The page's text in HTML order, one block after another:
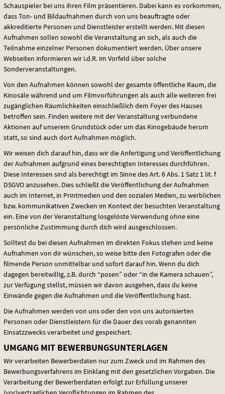
Schauspieler bei uns ihren Film präsentieren. Dabei kann es vorkommen,
dass Ton- und Bildaufnahmen durch von uns beauftragte oder
akkreditierte Personen und Dienstleister erstellt werden. Mit diesen
Aufnahmen sollen sowohl die Veranstaltung an sich, als auch die
Teilnahme einzelner Personen dokumentiert werden. Über unsere
Webseiten informieren wir i.d.R. im Vorfeld über solche
Sonderveranstaltungen.
Von den Aufnahmen können sowohl der gesamte öffentliche Raum, die
Kinosäle während und um Filmvorführungen als auch alle weiteren frei
zugänglichen Räumlichkeiten einschließlich dem Foyer des Hauses
betroffen sein. Finden weitere mit der Veranstaltung verbundene
Aktionen auf unserem Grundstück oder um das Kinogebäude herum
statt, so sind auch dort Aufnahmen möglich.
Wir weisen dich darauf hin, dass wir die Anfertigung und Veröffentlichung
der Aufnahmen aufgrund eines berechtigten Interesses durchführen.
Diese Interessen sind als berechtigt im Sinne des Art. 6 Abs. 1 Satz 1 lit. f
DSGVOanzusehen. Dies schließt die Veröffentlichung der Aufnahmen
auch im Internet, in Printmedien und den sozialen Medien, zu werblichen
bzw. kommunikativen Zwecken im Kontext der besuchten Veranstaltung
ein. Eine von der Veranstaltung losgelöste Verwendung ohne eine
persönliche Zustimmung durch dich wird ausgeschlossen.
Solltest du bei diesen Aufnahmen im direkten Fokus stehen und keine
Aufnahmen von dir wünschen, so weise bitte den Fotografen oder die
filmende Person unmittelbar und sofort darauf hin. Wenn du dich
dagegen bereitwillig, z.B. durch “posen” oder “in die Kamera schauen”,
zur Verfügung stellst, müssen wir davon ausgehen, dass du keine
Einwände gegen die Aufnahmen und die Veröffentlichung hast.
Die Aufnahmen werden von uns oder den von uns autorisierten
Personen oder Dienstleistern für die Dauer des vorab genannten
Einsatzzwecks verarbeitet und gespeichert.
UMGANG MIT BEWERBUNGSUNTERLAGEN
Wir verarbeiten Bewerberdaten nur zum Zweck und im Rahmen des
Bewerbungsverfahrens im Einklang mit den gesetzlichen Vorgaben. Die
Verarbeitung der Bewerberdaten erfolgt zur Erfüllung unserer